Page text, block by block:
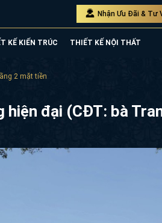
Nhận Ưu Đãi & Tư
KẾ KIẾN TRÚC THIẾT KẾ NỘI THẤT
2 mặt tiền
đại (CĐT: bà